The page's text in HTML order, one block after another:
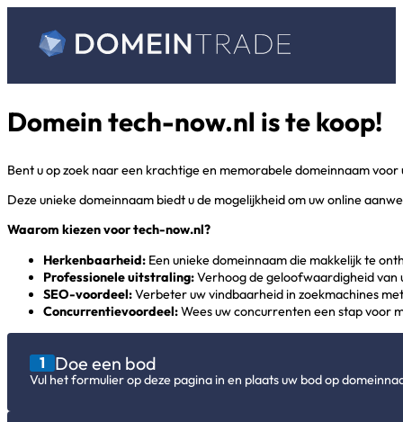
Domein tech-now.nl is te koop!
Bent u op zoek naar een krachtige en memorabele domeinnaam
Deze unieke domeinnaam biedt u de mogelijkheid om uw online
Waarom kiezen voor tech-now.nl?
Herkenbaarheid: Een unieke domeinnaam die makkelijk te
Professionele uitstraling:Verhoog de geloofwaardigheid van
SEO-voordeel:Verbeter uw vindbaarheid in zoekmachines
Concurrentievoordeel:Wees uw concurrenten een stap voor
1 Doe een bod
Vul het formulier op deze pagina in en plaats uw bod op